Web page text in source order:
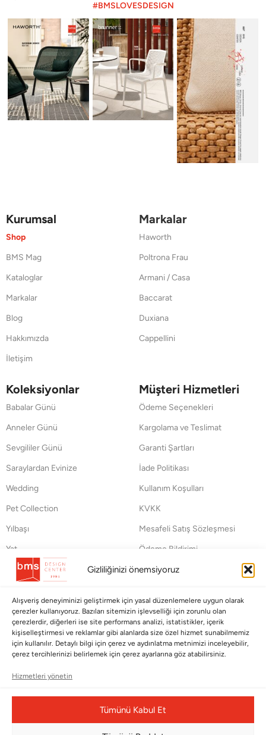
Gizliliğinizi önemsiyoruz
Alışveriş deneyiminizi geliştirmek için yasal düzenlemelere uygun olarak
çerezler kullanıyoruz. Bazıları sitemizin işlevselliği için zorunlu olan
çerezlerdir, diğerleri ise site performans analizi, istatistikler, içerik
kişiselleştirmesi ve reklamlar gibi alanlarda size özel hizmet sunabilmemiz
için kullanılır. Detaylı bilgi için çerez ve aydınlatma metnimizi inceleyebilir,
çerez tercihlerinizi belirlemek için çerez ayarlarına göz atabilirsiniz.
Hizmetleri yönetin
Tümünü Kabul Et
#BMSLOVESDESIGN
Kurumsal
Shop
BMS Mag
Kataloglar
Markalar
Blog
Hakkımızda
İletişim
Markalar
Haworth
Poltrona Frau
Armani / Casa
Baccarat
Duxiana
Cappellini
Koleksiyonlar
Babalar Günü
Anneler Günü
Sevgililer Günü
Saraylardan Evinize
Wedding
Pet Collection
Yılbaşı
Yat
Müşteri Hizmetleri
Ödeme Seçenekleri
Kargolama ve Teslimat
Garanti Şartları
İade Politikası
Kullanım Koşulları
KVKK
Mesafeli Satış Sözleşmesi
Ödeme Bildirimi
Hata Bildirim Formu
BÜLTENİMİZE ABONE OLUN
Kayıt olun ve fırsatlardan ilk siz yararlanın!
Bültenimize Abone Olun